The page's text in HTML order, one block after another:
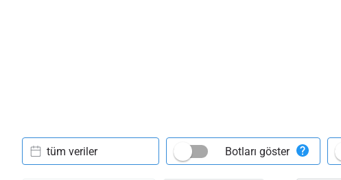
tüm veriler Botları göster